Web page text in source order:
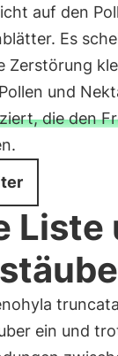
auf den
Es
Zerstörung
und
die den
ein und